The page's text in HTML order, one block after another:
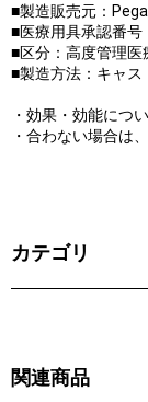
■製造販売元：
■医療用具承認番号
■区分：高度管理医
■製造方法：キャス
・効果・効能につ
・合わない場合は
カテゴリ
関連商品